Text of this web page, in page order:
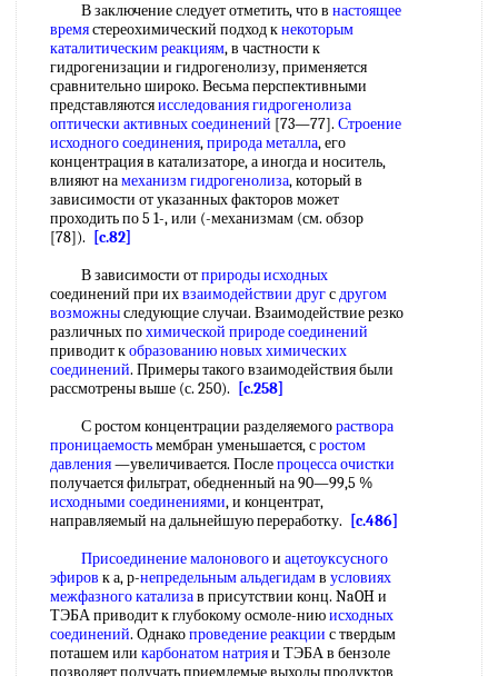
В заключение следует отметить, что в настоящее
времястереохимический подход кнекоторым
каталитическим реакциям, в частности к
гидрогенизации и гидрогенолизу, применяется
сравнительно широко. Весьма перспективными
представляютсяисследования гидрогенолиза
оптически активных соединений [73—77]. Строение
исходного соединения,природа металла, его
концентрация в катализаторе, а иногда и носитель,
влияют намеханизм гидрогенолиза, который в
зависимости от указанных факторов может
проходить по 5 1-, или (-механизмам (см. обзор
[78]).
[c.82]
В зависимости отприроды исходных
соединений при ихвзаимодействии другсдругом
возможныследующие случаи. Взаимодействие резко
различных похимической природе соединений
приводит кобразованию новыххимических
соединений. Примеры такого взаимодействия были
рассмотрены выше (с. 250).
[c.258]
С ростом концентрации разделяемогораствора
проницаемостьмембран уменьшается, сростом
давления—увеличивается. Послепроцесса очистки
получается фильтрат, обедненный на 90—99,5 %
исходными соединениями, и концентрат,
направляемый на дальнейшую переработку.
[c.486]
Присоединение малоновогои ацетоуксусного
эфиров к а, р-непредельным альдегидамв условиях
межфазного катализав присутствии конц. NaOH и
ТЭБА приводит к глубокому осмоле-ниюисходных
соединений. Однакопроведение реакции с твердым
поташем или карбонатом натрияи ТЭБА в бензоле
позволяет получать приемлемые выходы продуктов